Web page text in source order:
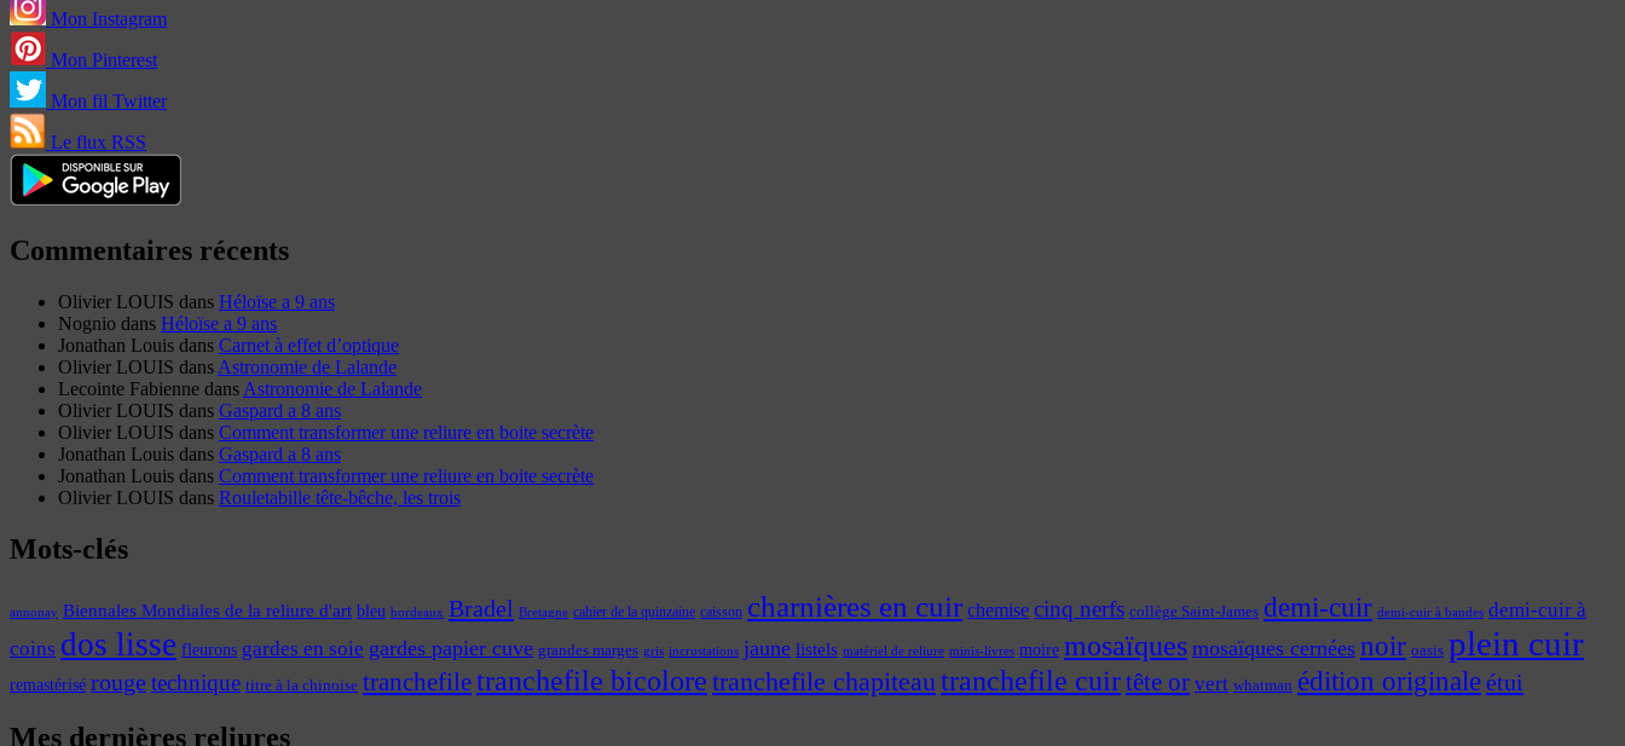
Mon Instagram
Mon Pinterest
Mon fil Twitter
Le flux RSS
Commentaires récents
Olivier LOUIS dans Héloïse a 9 ans
Nognio dans Héloïse a 9 ans
Jonathan Louis dans Carnet à effet d’optique
Olivier LOUIS dans Astronomie de Lalande
Lecointe Fabienne dans Astronomie de Lalande
Olivier LOUIS dans Gaspard a 8 ans
Olivier LOUIS dans Comment transformer une reliure en boite secrète
Jonathan Louis dans Gaspard a 8 ans
Jonathan Louis dans Comment transformer une reliure en boite secrète
Olivier LOUIS dans Rouletabille tête-bêche, les trois
Mots-clés
annonay Biennales Mondiales de la reliure d'art bleu bordeaux Bradel Bretagne cahier de la quinzaine caisson charnières en cuir chemise cinq nerfs collège Saint-James demi-cuir demi-cuir à bandes demi-cuir à
coins dos lisse fleurons gardes en soie gardes papier cuve grandes marges gris incrustations jaune listels matériel de reliure minis-livres moire mosaïques mosaïques cernées noir oasis plein cuir
remastérisé rougetechnique titre à la chinoise tranchefiletranchefile bicolore tranchefile chapiteau tranchefile cuirtête or vert whatman édition originaleétui
Mes dernières reliures